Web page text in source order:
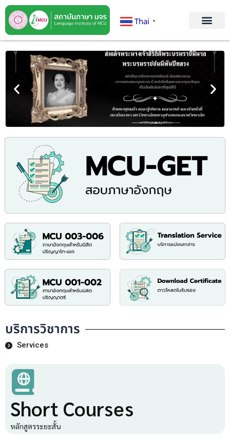
Thai ▼
บริการวิชาการ
Services
Short Courses
หลักสูตรระยะสั้น